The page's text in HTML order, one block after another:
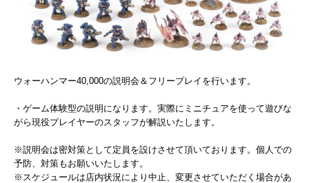
ウォーハンマー40,000の説明会＆フリープレイを行います。
・ゲーム体験型の説明になります。実際にミニチュアを使って遊びな
がら現役プレイヤーのスタッフが解説いたします。
※説明会は密対策として定員を設けさせて頂いております。個人での
予防、対策もお願いいたします。
※スケジュールは店内状況により中止、変更させていただく場合があ